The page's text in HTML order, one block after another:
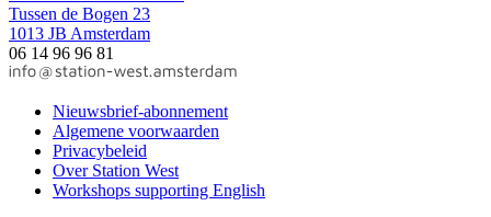
Tussen de Bogen 23
1013 JB Amsterdam
06 14 96 96 81
Nieuwsbrief-abonnement
Algemene voorwaarden
Privacybeleid
Over Station West
Workshops supporting English